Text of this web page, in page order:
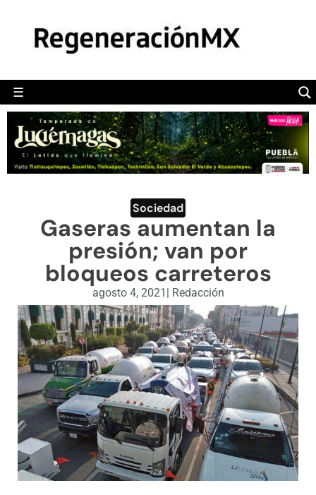
☰
POLÍTICA
CAMALEÓN
OPINIÓN
DEPORTES
ENGLISH SECTION
VIDEOS
Sociedad
Gaseras aumentan la
presión; van por
bloqueos carreteros
agosto 4, 2021 | Redacción